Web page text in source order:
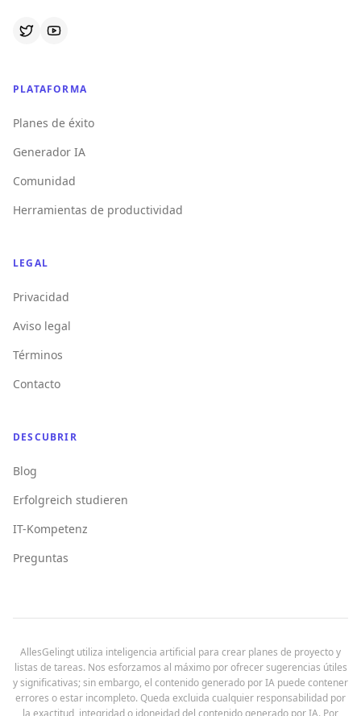
PLATAFORMA
Planes de éxito
Generador IA
Comunidad
Herramientas de productividad
LEGAL
Privacidad
Aviso legal
Términos
Contacto
DESCUBRIR
Blog
Erfolgreich studieren
IT-Kompetenz
Preguntas
AllesGelingt utiliza inteligencia artificial para crear planes de proyecto y
listas de tareas. Nos esforzamos al máximo por ofrecer sugerencias útiles
y significativas; sin embargo, el contenido generado por IA puede contener
errores o estar incompleto. Queda excluida cualquier responsabilidad por
la exactitud, integridad o idoneidad del contenido generado por IA. Por